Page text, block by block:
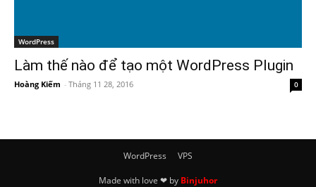
WordPress
Làm thế nào để tạo một WordPress Plugin
Hoàng Kiếm - Tháng 11 28, 2016 0
WordPress VPS
Made with love ❤ by Binjuhor